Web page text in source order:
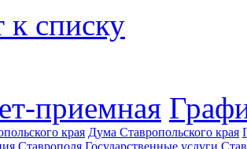
к списку
приемная
края Дума Ставропольского края